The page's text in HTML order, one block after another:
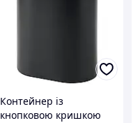
Контейнер із
кнопковою кришкою